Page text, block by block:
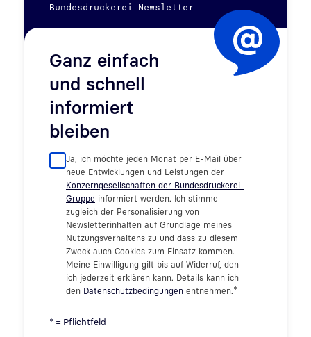
Bundesdruckerei-Newsletter
Ganz einfach
und schnell
informiert
bleiben
Ja, ich möchte jeden Monat per E-Mail über
neue Entwicklungen und Leistungen der
Konzerngesellschaften der Bundesdruckerei-
Gruppe informiert werden. Ich stimme
zugleich der Personalisierung von
Newsletterinhalten auf Grundlage meines
Nutzungsverhaltens zu und dass zu diesem
Zweck auch Cookies zum Einsatz kommen.
Meine Einwilligung gilt bis auf Widerruf, den
ich jederzeit erklären kann. Details kann ich
den Datenschutzbedingungen entnehmen.*
* = Pflichtfeld